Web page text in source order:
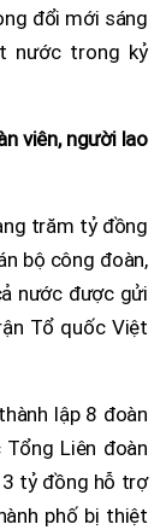
đổi mới sáng
nước trong kỷ
viên, người lao
trăm tỷ đồng
bộ công đoàn,
nước được gửi
Tổ quốc Việt
lập 8 đoàn
Liên đoàn
tỷ đồng hỗ trợ
phố bị thiệt